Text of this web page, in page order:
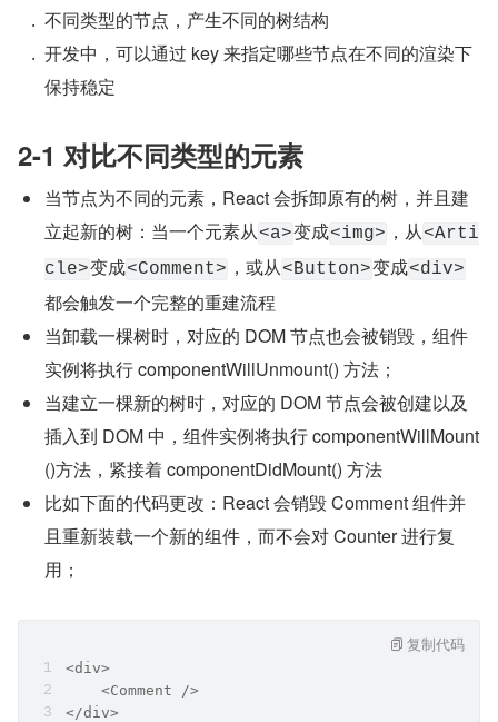
不同类型的节点，产生不同的树结构
开发中，可以通过 key 来指定哪些节点在不同的渲染下
保持稳定
2-1 对比不同类型的元素
当节点为不同的元素，React 会拆卸原有的树，并且建
立起新的树：当一个元素从<a>变成<img> ，从<Arti
cle>变成<Comment> ，或从<Button>变成<div>
都会触发一个完整的重建流程
当卸载一棵树时，对应的 DOM 节点也会被销毁，组件
实例将执行 componentWillUnmount() 方法；
当建立一棵新的树时，对应的 DOM 节点会被创建以及
插入到 DOM 中，组件实例将执行 componentWillMount
()方法，紧接着 componentDidMount() 方法
比如下面的代码更改：React 会销毁 Comment 组件并
且重新装载一个新的组件，而不会对 Counter 进行复
用；
<div>
    <Comment />
</div>
复制代码